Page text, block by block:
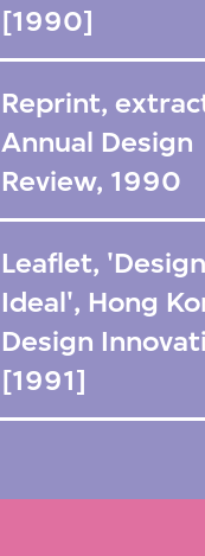
[1990]
Reprint,
Annual Design
Review, 1990
Leaflet,
Ideal', Hong
Design
[1991]